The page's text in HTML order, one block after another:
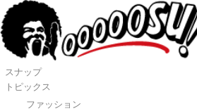
スナップ
トピックス
ファッション